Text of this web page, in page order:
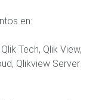
en:
Tech, Qlik View,
Qlikview Server